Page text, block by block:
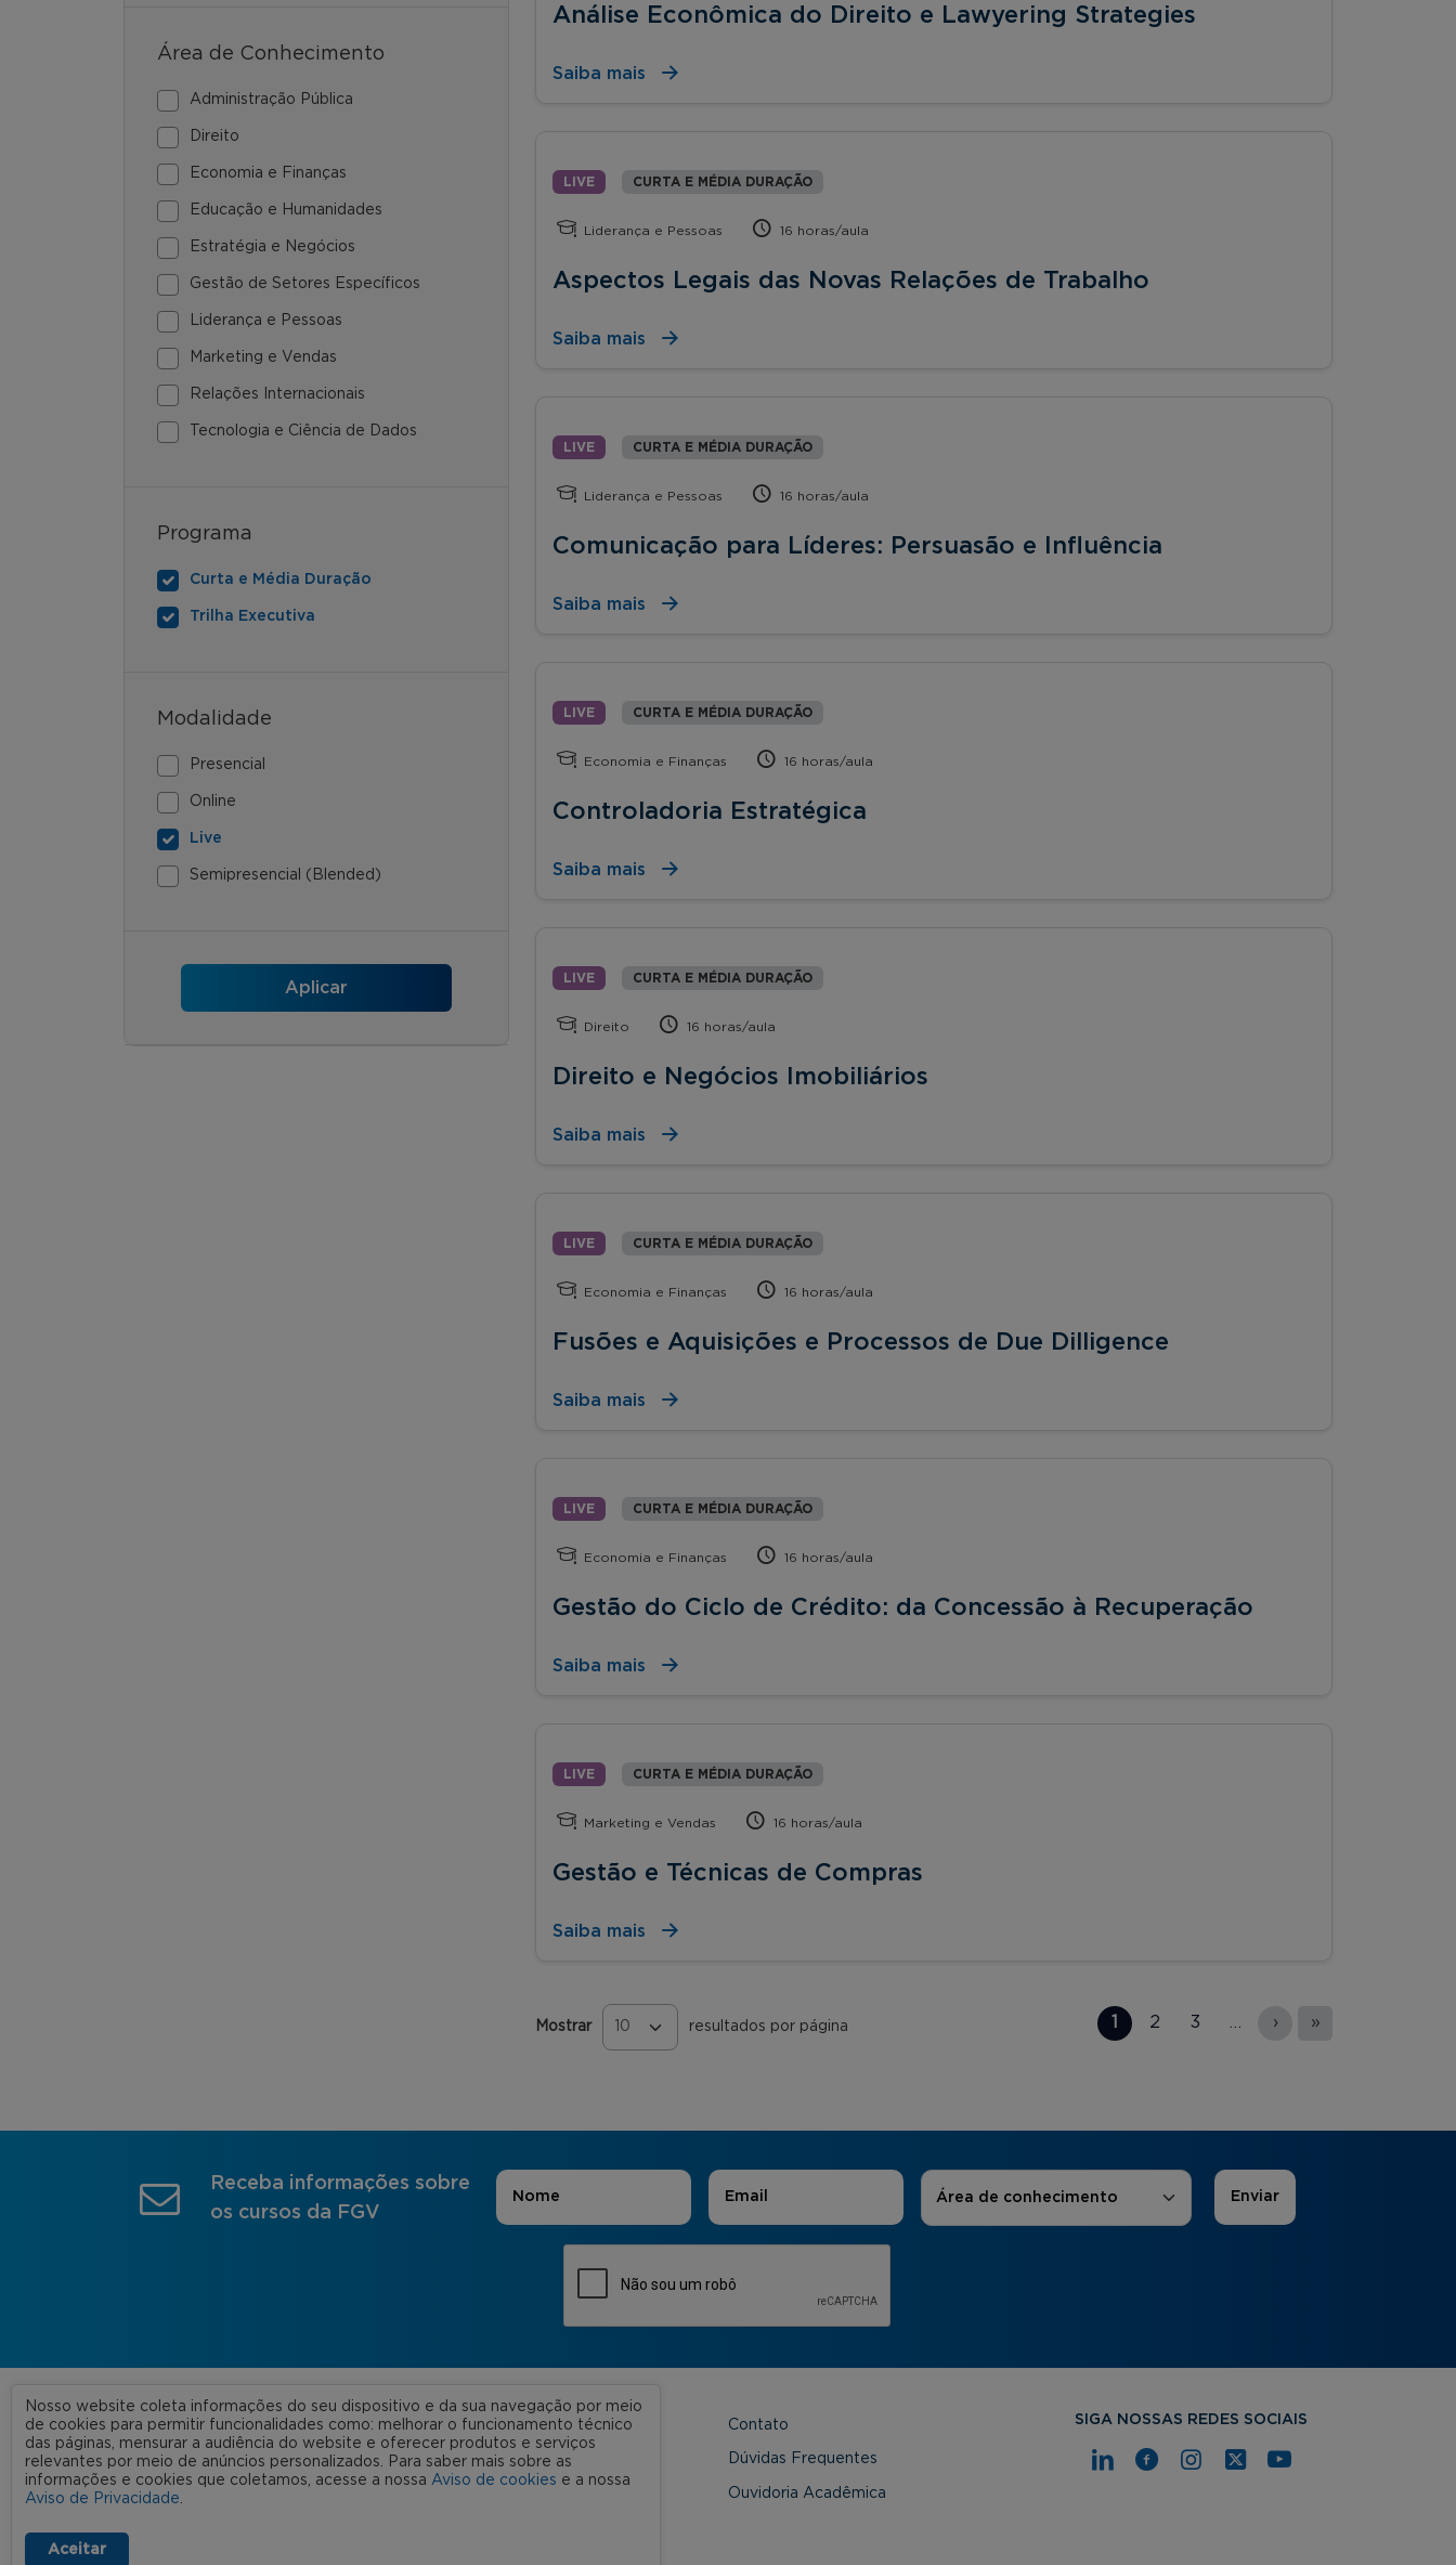
Área de Conhecimento
Administração Pública
Direito
Economia e Finanças
Educação e Humanidades
Estratégia e Negócios
Gestão de Setores Específicos
Liderança e Pessoas
Marketing e Vendas
Relações Internacionais
Tecnologia e Ciência de Dados
Programa
Curta e Média Duração
Trilha Executiva
Modalidade
Presencial
Online
Live
Semipresencial (Blended)
Análise Econômica do Direito e Lawyering Strategies
Saiba mais
LIVE CURTA E MÉDIA DURAÇÃO
Liderança e Pessoas 16 horas/aula
Aspectos Legais das Novas Relações de Trabalho
Saiba mais
LIVE CURTA E MÉDIA DURAÇÃO
Liderança e Pessoas 16 horas/aula
Comunicação para Líderes: Persuasão e Influência
Saiba mais
LIVE CURTA E MÉDIA DURAÇÃO
Economia e Finanças 16 horas/aula
Controladoria Estratégica
Saiba mais
LIVE CURTA E MÉDIA DURAÇÃO
Direito 16 horas/aula
Direito e Negócios Imobiliários
Saiba mais
LIVE CURTA E MÉDIA DURAÇÃO
Economia e Finanças 16 horas/aula
Fusões e Aquisições e Processos de Due Dilligence
Saiba mais
LIVE CURTA E MÉDIA DURAÇÃO
Economia e Finanças 16 horas/aula
Gestão do Ciclo de Crédito: da Concessão à Recuperação
Saiba mais
LIVE CURTA E MÉDIA DURAÇÃO
Marketing e Vendas 16 horas/aula
Gestão e Técnicas de Compras
Saiba mais
Mostrar resultados por página
Páginas
1 2 3 … › »
Receba informações sobre
os cursos da FGV
Nome E-mail Áreas de Interesse
Área de conhecimento
FGV 2023 © Todos os direitos
reservados
Termos de uso
A FGV Contato
Nossas Unidades Dúvidas Frequentes
Ouvidoria Acadêmica
SIGA NOSSAS REDES SOCIAIS
Nosso website coleta informações do seu dispositivo e da sua navegação por meio
de cookies para permitir funcionalidades como: melhorar o funcionamento técnico
das páginas, mensurar a audiência do website e oferecer produtos e serviços
relevantes por meio de anúncios personalizados. Para saber mais sobre as
informações e cookies que coletamos, acesse a nossa Aviso de cookies e a nossa
Aviso de Privacidade.
Aceitar